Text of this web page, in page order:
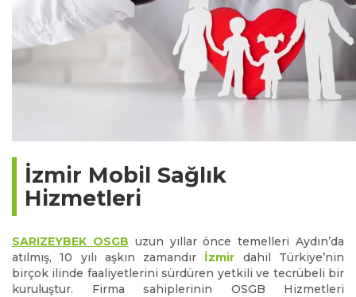
İzmir Mobil Sağlık
Hizmetleri
SARIZEYBEK OSGB uzun yıllar önce temelleri Aydın’da
atılmış, 10 yılı aşkın zamandır İzmir dahil Türkiye’nin
birçok ilinde faaliyetlerini sürdüren yetkili ve tecrübeli bir
kuruluştur. Firma sahiplerinin OSGB Hizmetleri